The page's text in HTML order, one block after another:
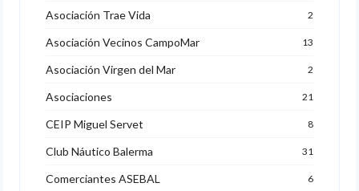
Asociación Trae Vida 2
Asociación Vecinos CampoMar 13
Asociación Virgen del Mar 2
Asociaciones 21
CEIP Miguel Servet 8
Club Náutico Balerma 31
Comerciantes ASEBAL 6